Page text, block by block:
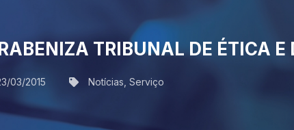
TRIBUNAL DE ÉTICA
03/2015 Notícias Serviço